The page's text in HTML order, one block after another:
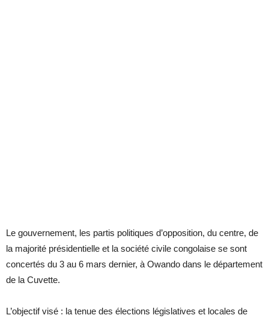
Le gouvernement, les partis politiques d’opposition, du centre, de
la majorité présidentielle et la société civile congolaise se sont
concertés du 3 au 6 mars dernier, à Owando dans le département
de la Cuvette.
L’objectif visé : la tenue des élections législatives et locales de